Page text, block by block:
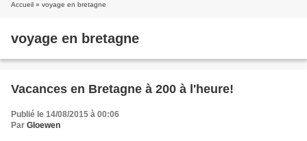
Accueil » voyage en bretagne
voyage en bretagne
Vacances en Bretagne à 200 à l'heure!
Publié le 14/08/2015 à 00:06
Par Gloewen